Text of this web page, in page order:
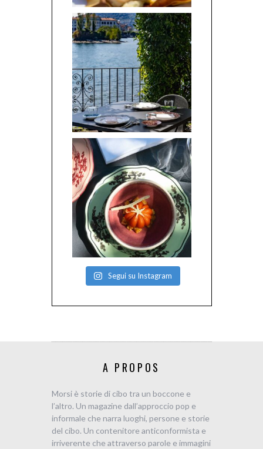
Segui su Instagram
A PROPOS
Morsi è storie di cibo tra un boccone e
l’altro. Un magazine dall’approccio pop e
informale che narra luoghi, persone e storie
del cibo. Un contenitore anticonformista e
irriverente che attraverso parole e immagini